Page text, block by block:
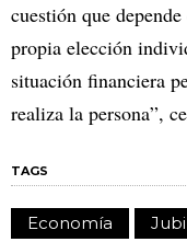
cuestión que
propia elección
situación financiera
realiza la persona”,
TAGS
Economía